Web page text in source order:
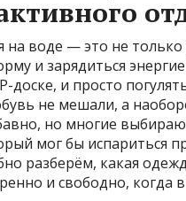
воде — это не
и зарядиться
доске, и просто
не мешали, а
но многие
мог бы испариться
разберём, какая
и свободно, когда